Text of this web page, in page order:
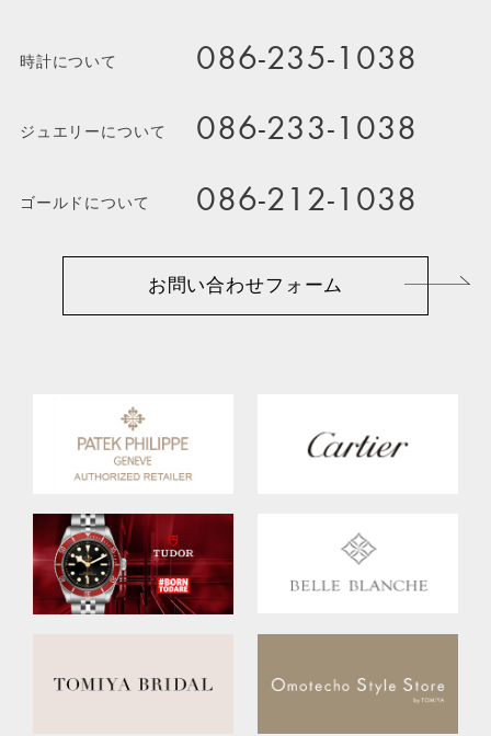
時計について 086-235-1038
ジュエリーについて 086-233-1038
ゴールドについて 086-212-1038
お問い合わせフォーム